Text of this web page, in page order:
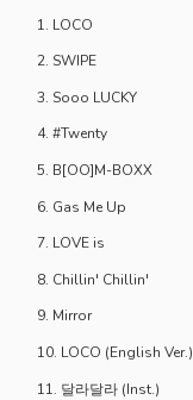
1. LOCO
2. SWIPE
3. Sooo LUCKY
4. #Twenty
5. B[OO]M-BOXX
6. Gas Me Up
7. LOVE is
8. Chillin' Chillin'
9. Mirror
10. LOCO (English Ver.)
11. 달라달라 (Inst.)